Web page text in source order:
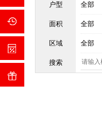
户型
面积
区域
搜索
全部
全部
全部